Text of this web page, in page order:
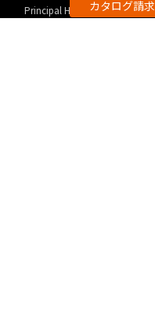
Principal Home U.S.A. Inc.,
カタログ請求